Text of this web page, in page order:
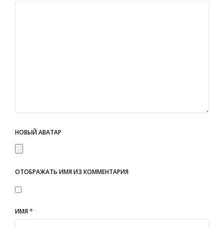
НОВЫЙ АВАТАР
ОТОБРАЖАТЬ ИМЯ ИЗ КОММЕНТАРИЯ
ИМЯ*